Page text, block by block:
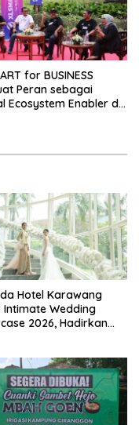
for BUSINESS
Peran sebagai
Ecosystem Enabler di
Hotel Karawang
Intimate Wedding
2026, Hadirkan